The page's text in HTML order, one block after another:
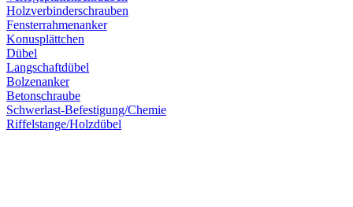
Holzverbinderschrauben
Fensterrahmenanker
Konusplättchen
Dübel
Langschaftdübel
Bolzenanker
Betonschraube
Schwerlast-Befestigung/Chemie
Riffelstange/Holzdübel